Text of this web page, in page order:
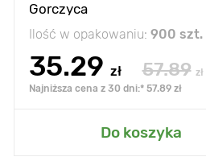
Gorczyca
Ilość w opakowaniu: 900 szt.
35.29 zł 57.89 zł
Najniższa cena z 30 dni:* 57.89 zł
Do koszyka